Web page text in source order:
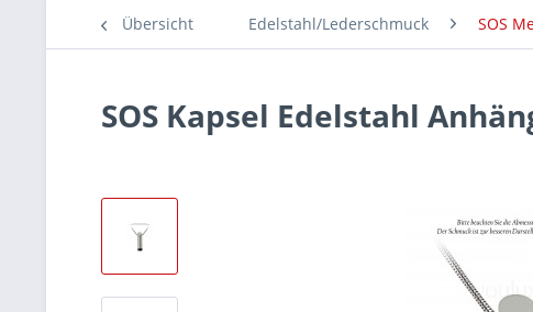
Übersicht Edelstahl/Lederschmuck SOS
SOS Kapsel Edelstahl